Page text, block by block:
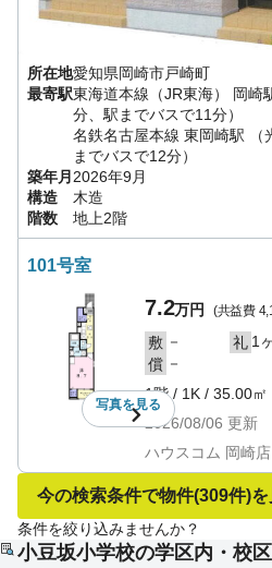
所在地愛知県岡崎市戸崎町
最寄駅東海道本線（JR東海） 岡崎
分、駅までバスで11分）
名鉄名古屋本線 東岡崎駅
までバスで12分）
築年月 2026年9月
構造
木造
階数
地上2階
101号室
写真を見る
7.2万円 (共益費
敷 － 礼 1
償 －
1階/ 1K / 35.00㎡
2026/08/06 更新
ハウスコム 岡崎店
今の検索条件で物件(309件)
条件を絞り込みませんか？
小豆坂小学校の学区内・校